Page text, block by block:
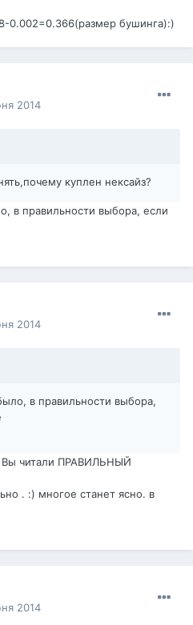
0.002=0.366(размер бушинга):)
2014
куплен нексайз?
в правильности выбора, если
2014
в правильности выбора,
Вы читали ПРАВИЛЬНЫЙ
. :) многое станет ясно. в
2014